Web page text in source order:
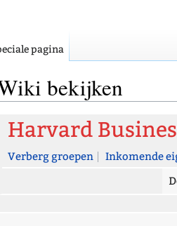
bekijken
Naar
navigatie
springen
Naar
zoeken
springen
Harvard
Verberg groepen
Inkomende
pagina